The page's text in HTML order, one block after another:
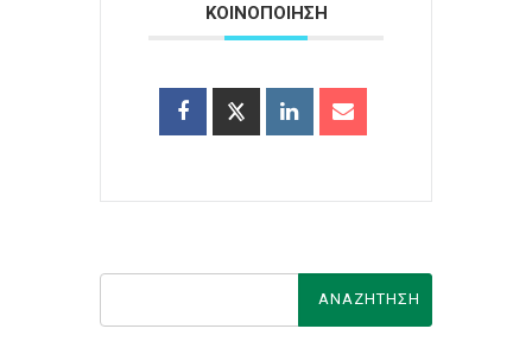
ΚΟΙΝΟΠΟΙΗΣΗ